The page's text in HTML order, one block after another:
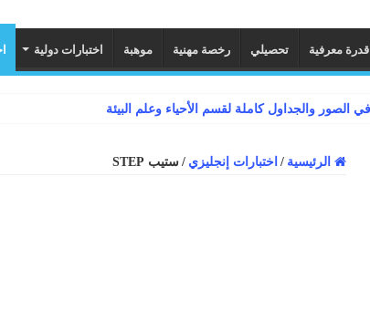
قدرة معرفية تحصيلي رخصة مهنية موهبة اختبارات دولية
الرئيسية / اختبارات إنجليزي / ستيب STEP